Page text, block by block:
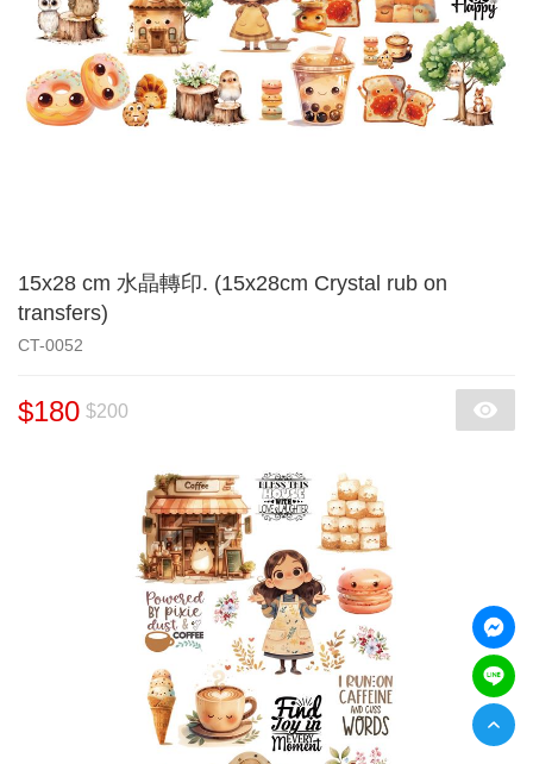
15x28 cm 水晶轉印. (15x28cm Crystal rub on
transfers)
CT-0052
$180 $200